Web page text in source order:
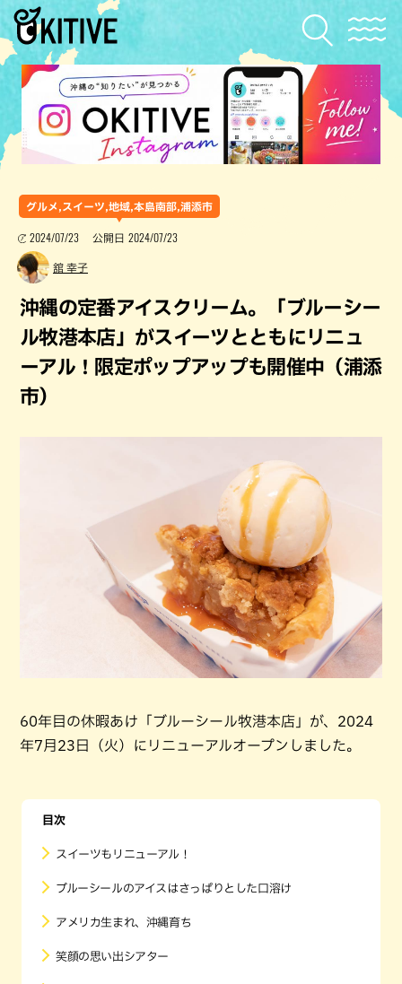
グルメ,スイーツ,地域,本島南部,浦添市
2024/07/23 公開日 2024/07/23
舘 幸子
沖縄の定番アイスクリーム。「ブルーシー
ル牧港本店」がスイーツとともにリニュ
ーアル！限定ポップアップも開催中（浦添
市）
60年目の休暇あけ「ブルーシール牧港本店」が、2024
年7月23日（火）にリニューアルオープンしました。
目次
スイーツもリニューアル！
ブルーシールのアイスはさっぱりとした口溶け
アメリカ生まれ、沖縄育ち
笑顔の思い出シアター